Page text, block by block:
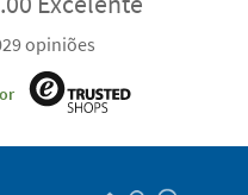
opiniões